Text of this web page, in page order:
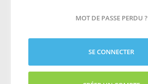
MOT DE PASSE PERDU ?
SE CONNECTER